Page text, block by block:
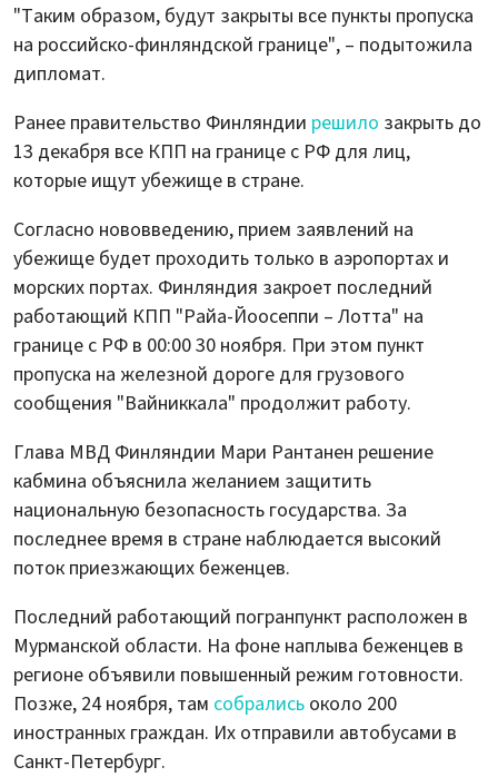
"Таким образом, будут закрыты все пункты пропуска
на российско-финляндской границе", – подытожила
дипломат.
Ранее правительство Финляндии решило закрыть до
13 декабря все КПП на границе с РФ для лиц,
которые ищут убежище в стране.
Согласно нововведению, прием заявлений на
убежище будет проходить только в аэропортах и
морских портах. Финляндия закроет последний
работающий КПП "Райа-Йоосеппи – Лотта" на
границе с РФ в 00:00 30 ноября. При этом пункт
пропуска на железной дороге для грузового
сообщения "Вайниккала" продолжит работу.
Глава МВД Финляндии Мари Рантанен решение
кабмина объяснила желанием защитить
национальную безопасность государства. За
последнее время в стране наблюдается высокий
поток приезжающих беженцев.
Последний работающий погранпункт расположен в
Мурманской области. На фоне наплыва беженцев в
регионе объявили повышенный режим готовности.
Позже, 24 ноября, там собрались около 200
иностранных граждан. Их отправили автобусами в
Санкт-Петербург.